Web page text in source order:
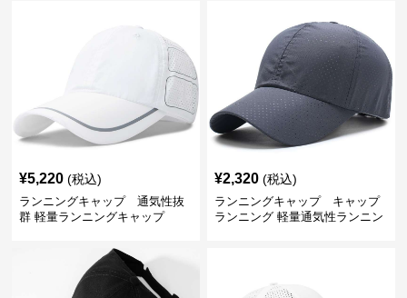
¥5,220 (税込)
ランニングキャップ 通気性抜
群 軽量ランニングキャップ
¥2,320 (税込)
ランニングキャップ キャップ
ランニング 軽量通気性ランニン